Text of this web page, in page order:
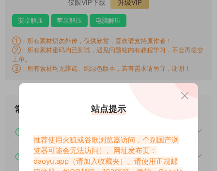
仅限VIP下载
升级VIP
安卓解压 苹果解压 电脑解压
①：所有素材切勿外传，仅供欣赏，喜欢请支持原作者！
②：所有素材密码均已测试，遇见问题站内有教程学习，不会再提交
工单。
③：所有素材均无露点、纯绿色版本，若有需求请另寻，谢谢！
常见问题
下载的资源如何解压？
站点提示
推荐使用火狐或谷歌浏览器访问，个别国产浏
览器可能会无法访问）。网址发布页：
daoyu.app （请加入收藏夹）。请使用正规邮